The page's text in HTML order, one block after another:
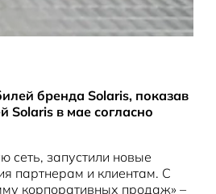
бренда Solaris, показав
Solaris в мае согласно
сеть, запустили новые
партнерам и клиентам. С
корпоративных продаж» –